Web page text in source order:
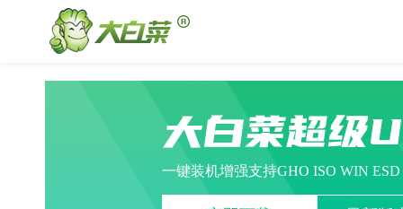
大白菜超级
一键装机增强支持GHO ISO WIN